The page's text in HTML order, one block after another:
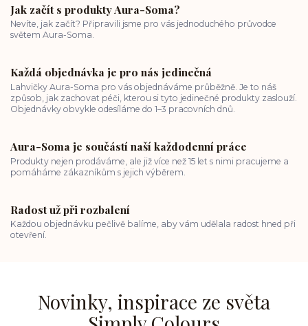
Jak začít s produkty Aura-Soma?
Nevíte, jak začít? Připravili jsme pro vás jednoduchého průvodce
světem Aura-Soma.
Každá objednávka je pro nás jedinečná
Lahvičky Aura-Soma pro vás objednáváme průběžně. Je to náš
způsob, jak zachovat péči, kterou si tyto jedinečné produkty zaslouží.
Objednávky obvykle odesíláme do 1–3 pracovních dnů.
Aura-Soma je součástí naší každodenní práce
Produkty nejen prodáváme, ale již více než 15 let s nimi pracujeme a
pomáháme zákazníkům s jejich výběrem.
Radost už při rozbalení
Každou objednávku pečlivě balíme, aby vám udělala radost hned při
otevření.
Novinky, inspirace ze světa